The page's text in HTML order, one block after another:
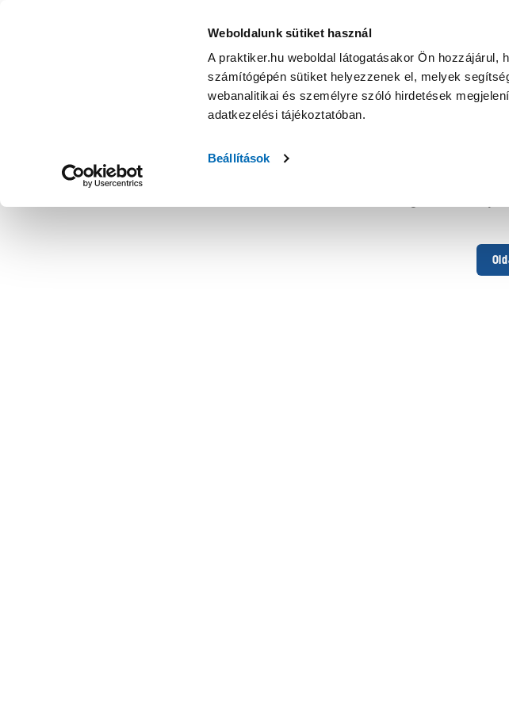
Weboldalunk sütiket használ
A praktiker.hu weboldal látogatásakor Ön hozzájárul,
számítógépén sütiket helyezzenek el, melyek
webanalitikai és személyre szóló hirdetések
adatkezelési tájékoztatóban.
Beállítások